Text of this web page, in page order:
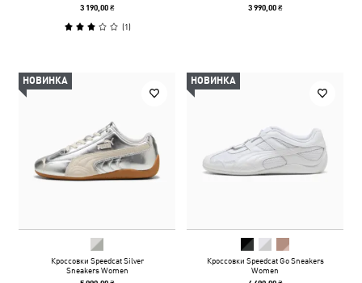
3 190,00 ₴
(1)
3 990,00 ₴
НОВИНКА
Кроссовки Speedcat Silver
Sneakers Women
НОВИНКА
Кроссовки Speedcat Go Sneakers
Women